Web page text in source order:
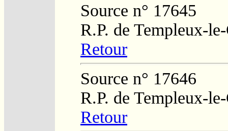
Source n° 17645
R.P. de Templeux-
Retour
Source n° 17646
R.P. de Templeux-
Retour